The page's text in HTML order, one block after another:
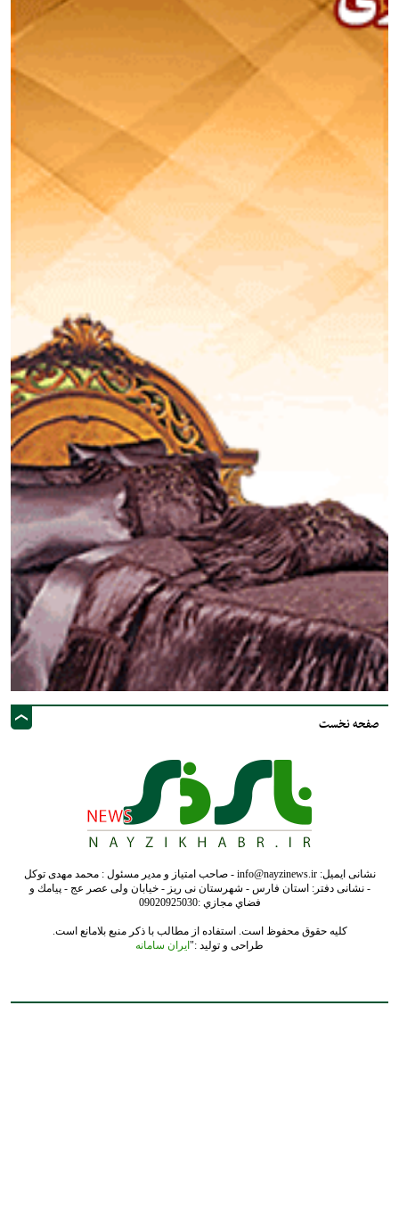
صفحه نخست
نشانی ایمیل: info@nayzinews.ir - صاحب امتیاز و مدیر مسئول : محمد مهدی توکل
- نشانی دفتر: استان فارس - شهرستان نی ریز - خیابان ولی عصر عج - پيامك و
فضاي مجازي :09020925030
کلیه حقوق محفوظ است. استفاده از مطالب با ذکر منبع بلامانع است.
طراحی و تولید :"ایران سامانه